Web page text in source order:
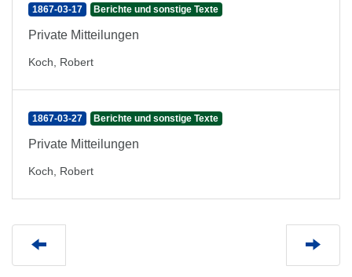
1867-03-17 Berichte und sonstige Texte
Private Mitteilungen
Koch, Robert
1867-03-27 Berichte und sonstige Texte
Private Mitteilungen
Koch, Robert